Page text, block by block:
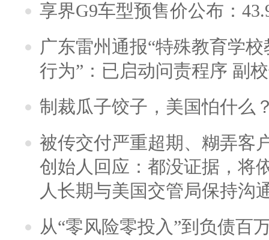
享界G9车型预售价公布：
广东雷州通报“特殊教育学
行为”：已启动问责程序 副
制裁瓜子饺子，美国怕什么
被传交付严重超期、糊弄客
创始人回应：都没证据，将
人长期与美国交管局保持沟
从“零风险零投入”到负债百